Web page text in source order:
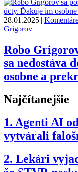
28.01.2025 | Komentáre
Grigorov
Robo
sa nedostáva
osobne a
Najčítanejšie
1. Agenti AI
vytvárali
2. Lekári